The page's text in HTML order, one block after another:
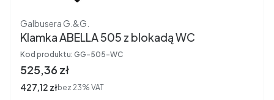
Producent
Galbusera G.&G.
Klamka ABELLA 505 z blokadą WC
Kod produktu: GG-505-WC
Cena brutto
525,36 zł
Cena netto
427,12 złbez 23% VAT